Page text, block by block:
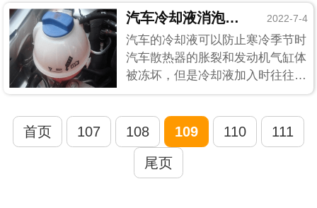
致泡沫溢出、漂洗不干净,甚至是
自动停止洗涤的现象。我这特地拿
了点洗衣液样品过来，您给我看看
怎么解决呗。”刘工：“慌什么，
多...
汽车冷却液消泡剂用实践来告诉你道理 2022-7-4
汽车的冷却液可以防止寒冷季节时
汽车散热器的胀裂和发动机气缸体
被冻坏，但是冷却液加入时往往有
大量气泡产生，需搭配汽车冷却液
的话对汽车的伤害会更大。 （汽
车冷却液消泡剂应用场景）下面我
们做个冷却液的对比实...
首页 107 108 109 110 111
尾页